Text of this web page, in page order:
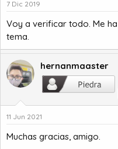
7 Dic 2019
Voy a verificar todo. Me
tema.
hernanmaaster
11 Jun 2021
Muchas gracias, amigo.